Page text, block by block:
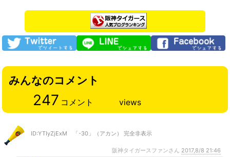
みんなのコメント
247 コメント views
ID:YTIyZjExM 「-30」（アカン） 完全非表示
阪神タイガースファンさん 2017,8/8 21:46